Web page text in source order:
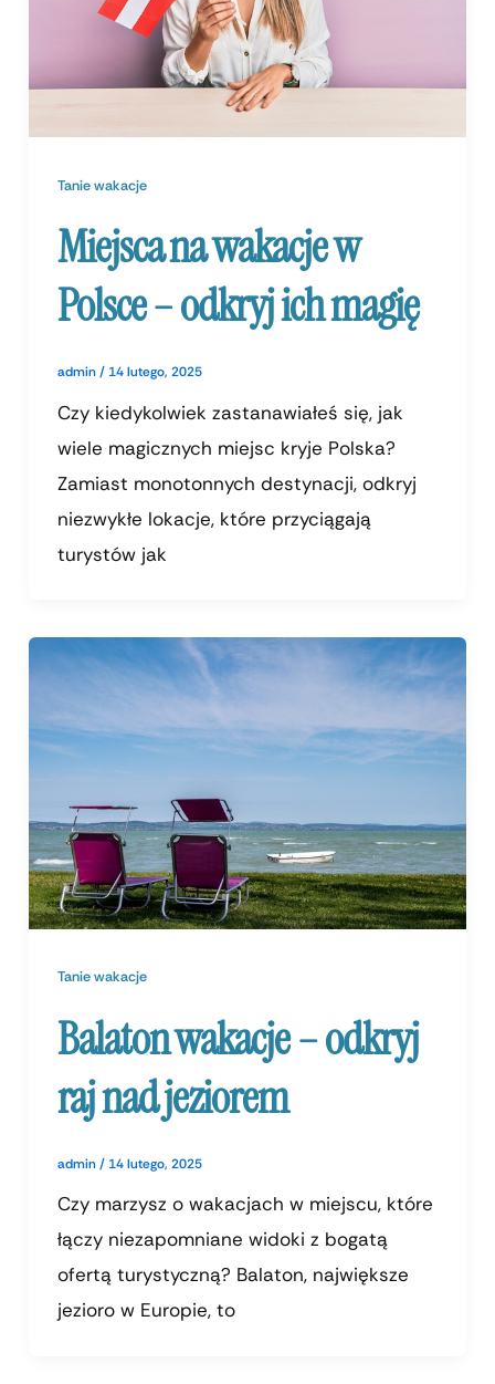
Tanie wakacje
Miejsca na wakacje w
Polsce – odkryj ich magię
admin/ 14 lutego, 2025
Czy kiedykolwiek zastanawiałeś się, jak
wiele magicznych miejsc kryje Polska?
Zamiast monotonnych destynacji, odkryj
niezwykłe lokacje, które przyciągają
turystów jak
Tanie wakacje
Balaton wakacje – odkryj
raj nad jeziorem
admin/ 14 lutego, 2025
Czy marzysz o wakacjach w miejscu, które
łączy niezapomniane widoki z bogatą
ofertą turystyczną? Balaton, największe
jezioro w Europie, to